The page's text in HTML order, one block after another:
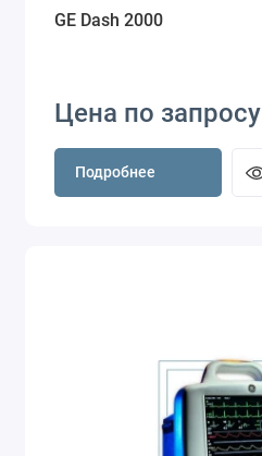
GE Dash 2000
Цена по запросу
Подробнее